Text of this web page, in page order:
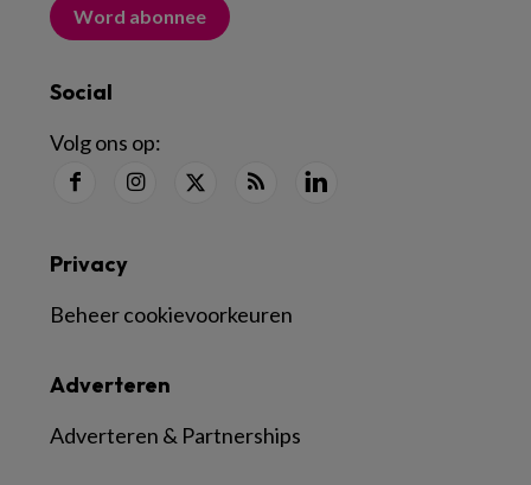
Word abonnee
Social
Volg ons op:
Adverteren
Adverteren & Partnerships
Privacy
Beheer cookievoorkeuren